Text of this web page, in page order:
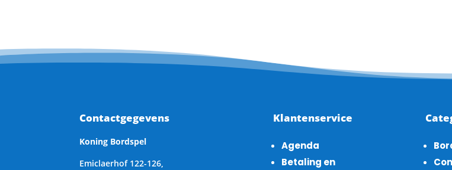
Contactgegevens
Koning Bordspel
Emiclaerhof 122-126,
Klantenservice
Agenda
Betaling en